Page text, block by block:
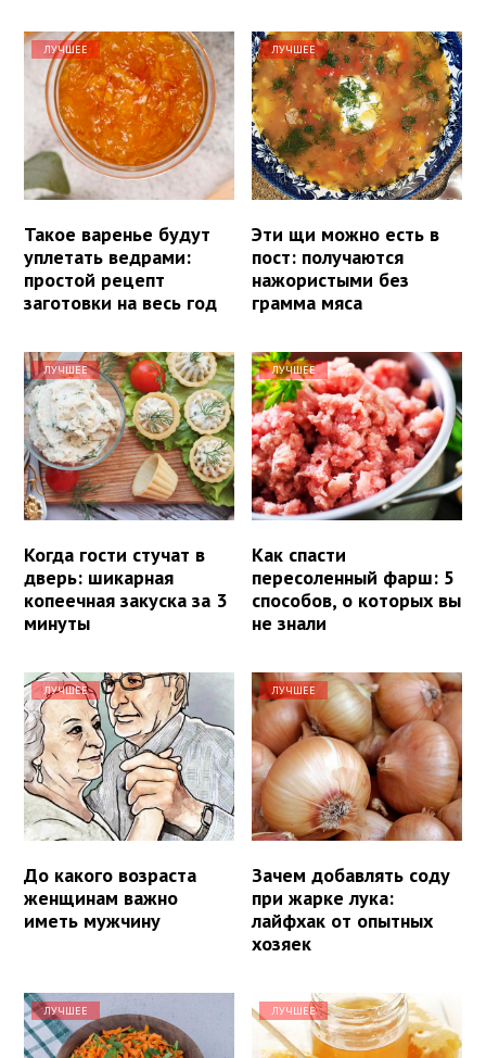
ЛУЧШЕЕ
Такое варенье будут
уплетать ведрами:
простой рецепт
заготовки на весь год
ЛУЧШЕЕ
Эти щи можно есть в
пост: получаются
нажористыми без
грамма мяса
ЛУЧШЕЕ
Когда гости стучат в
дверь: шикарная
копеечная закуска за 3
минуты
ЛУЧШЕЕ
Как спасти
пересоленный фарш: 5
способов, о которых вы
не знали
ЛУЧШЕЕ
До какого возраста
женщинам важно
иметь мужчину
ЛУЧШЕЕ
Зачем добавлять соду
при жарке лука:
лайфхак от опытных
хозяек
ЛУЧШЕЕ ЛУЧШЕЕ